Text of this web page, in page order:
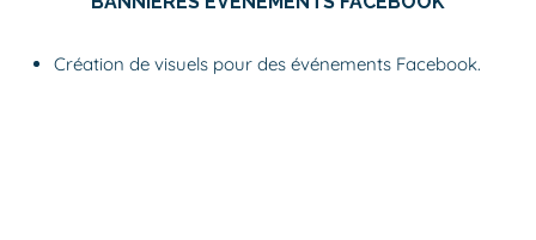
Création de visuels pour des événements Facebook.